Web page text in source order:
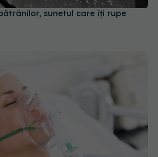
sunetul care îți rupe